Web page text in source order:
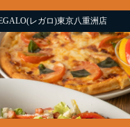
レガロ)東京八重洲店